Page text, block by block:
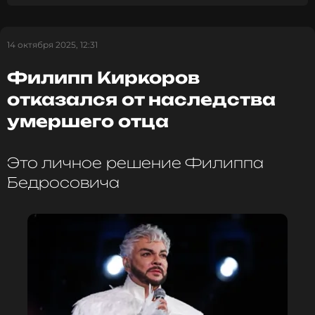
Читайте нас в ВКонтакте, чтобы
оставаться в курсе событий
ПОДПИСАТЬСЯ
ССЫЛКА
14 октября 2025, 12:31
Филипп Киркоров
отказался от наследства
умершего отца
Это личное решение Филиппа
Бедросовича